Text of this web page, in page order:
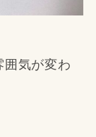
囲気が変わ